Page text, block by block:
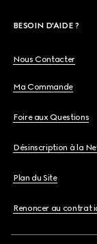
BESOIN D'AIDE ?
Nous Contacter
Ma Commande
Foire aux Questions
Désinscription à la
Plan du Site
Renoncer au contrat